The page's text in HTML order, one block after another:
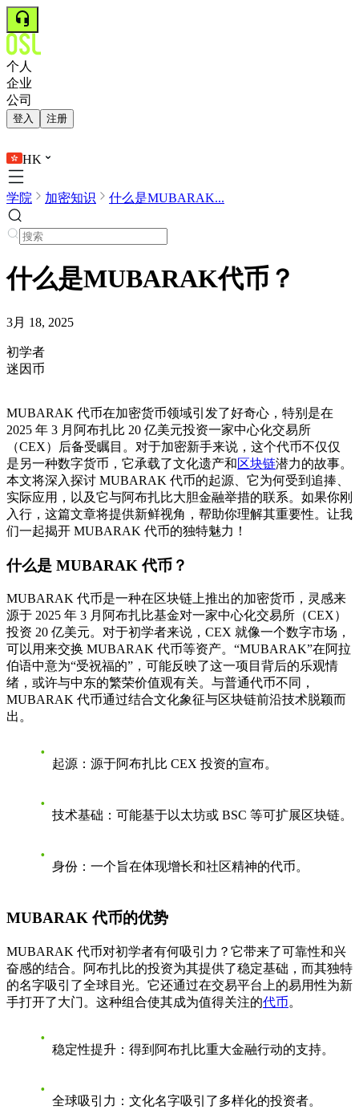
个人
企业
公司
登入 注册
HK
学院 加密知识 什么是MUBARAK...
什么是MUBARAK代币？
3月 18, 2025
初学者
迷因币
MUBARAK 代币在加密货币领域引发了好奇心，特别是在
2025 年 3 月阿布扎比 20 亿美元投资一家中心化交易所
（CEX）后备受瞩目。对于加密新手来说，这个代币不仅仅
是另一种数字货币，它承载了文化遗产和区块链潜力的故事。
本文将深入探讨 MUBARAK 代币的起源、它为何受到追捧、
实际应用，以及它与阿布扎比大胆金融举措的联系。如果你刚
入行，这篇文章将提供新鲜视角，帮助你理解其重要性。让我
们一起揭开 MUBARAK 代币的独特魅力！
什么是 MUBARAK 代币？
MUBARAK 代币是一种在区块链上推出的加密货币，灵感来
源于 2025 年 3 月阿布扎比基金对一家中心化交易所（CEX）
投资 20 亿美元。对于初学者来说，CEX 就像一个数字市场，
可以用来交换 MUBARAK 代币等资产。“MUBARAK”在阿拉
伯语中意为“受祝福的”，可能反映了这一项目背后的乐观情
绪，或许与中东的繁荣价值观有关。与普通代币不同，
MUBARAK 代币通过结合文化象征与区块链前沿技术脱颖而
出。
起源 ：源于阿布扎比 CEX 投资的宣布。
技术基础 ：可能基于以太坊或 BSC 等可扩展区块链。
身份 ：一个旨在体现增长和社区精神的代币。
MUBARAK 代币的优势
MUBARAK 代币对初学者有何吸引力？它带来了可靠性和兴
奋感的结合。阿布扎比的投资为其提供了稳定基础，而其独特
的名字吸引了全球目光。它还通过在交易平台上的易用性为新
手打开了大门。这种组合使其成为值得关注的代币。
稳定性提升 ：得到阿布扎比重大金融行动的支持。
全球吸引力 ：文化名字吸引了多样化的投资者。